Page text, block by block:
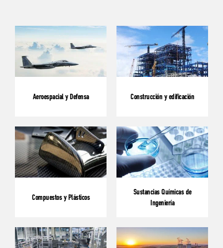
Aeroespacial y Defensa Construcción y edificación
Compuestos y Plásticos
Sustancias Químicas de
Ingeniería